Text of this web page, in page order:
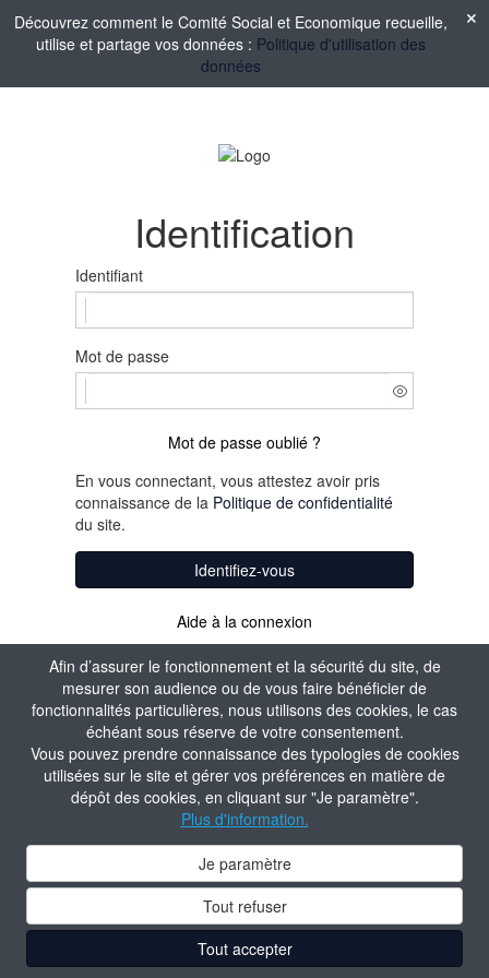
Afin d’assurer le fonctionnement et la sécurité du site, de
mesurer son audience ou de vous faire bénéficier de
fonctionnalités particulières, nous utilisons des cookies, le cas
échéant sous réserve de votre consentement.
Vous pouvez prendre connaissance des typologies de cookies
utilisées sur le site et gérer vos préférences en matière de
dépôt des cookies, en cliquant sur "Je paramètre".
Plus d'information.
Je paramètre
Tout refuser
Tout accepter
Découvrez comment le Comité Social et Economique recueille,
utilise et partage vos données : Politique d'utilisation des
données
Identification
Identifiant
Mot de passe
Mot de passe oublié ?
En vous connectant, vous attestez avoir pris
connaissance de la Politique de confidentialité
du site.
Identifiez-vous
Aide à la connexion